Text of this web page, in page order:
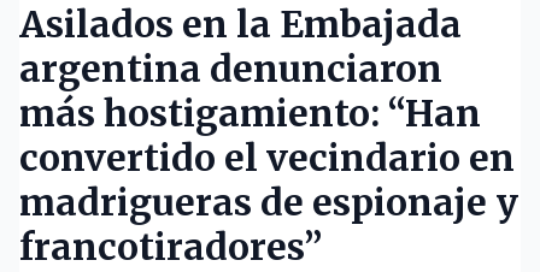
Asilados en la Embajada
argentina denunciaron
más hostigamiento: “Han
convertido el vecindario en
madrigueras de espionaje y
francotiradores”